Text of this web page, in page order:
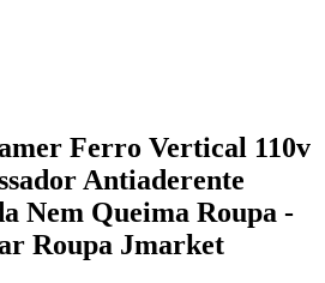
Ferro Vertical 110v
Antiaderente
Nem Queima Roupa -
Roupa Jmarket